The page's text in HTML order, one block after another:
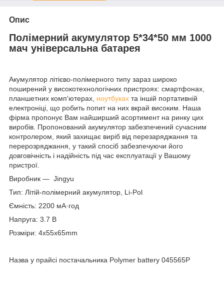
Опис
Полімерний акумулятор 5*34*50 мм 1000
мач універсальна батарея
Акумулятор літієво-полімерного типу зараз широко
поширений у високотехнологічних пристроях: смартфонах,
планшетних комп'ютерах, ноутбуках та іншій портативній
електроніці, що робить попит на них вкрай високим. Наша
фірма пропонує Вам найширший асортимент на ринку цих
виробів. Пропонований акумулятор забезпечений сучасним
контролером, який захищає виріб від перезаряджання та
перерозряджання, у такий спосіб забезпечуючи його
довговічність і надійність під час експлуатації у Вашому
пристрої.
Виробник — Jingyu
Тип: Літій-полімерний акумулятор, Li-Pol
Ємність: 2200 мА·год
Напруга: 3.7 В
Розміри: 4x55x65mm
Назва у прайсі постачальника Polymer battery 045565P